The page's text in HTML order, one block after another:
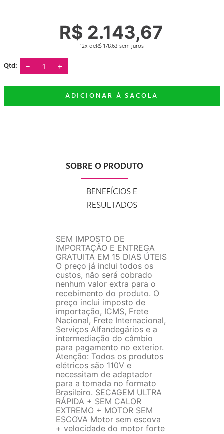
R$ 2.143,67
12 R$178,63
＋
－
SOBRE O PRODUTO
BENEFÍCIOS E
RESULTADOS
SEM IMPOSTO DE
IMPORTAÇÃO E ENTREGA
GRATUITA EM 15 DIAS ÚTEIS
O preço já inclui todos os
custos, não será cobrado
nenhum valor extra para o
recebimento do produto. O
preço inclui imposto de
importação, ICMS, Frete
Nacional, Frete Internacional,
Serviços Alfandegários e a
intermediação do câmbio
para pagamento no exterior.
Atenção: Todos os produtos
elétricos são 110V e
necessitam de adaptador
para a tomada no formato
Brasileiro. SECAGEM ULTRA
RÁPIDA + SEM CALOR
EXTREMO + MOTOR SEM
ESCOVA Motor sem escova
+ velocidade do motor forte